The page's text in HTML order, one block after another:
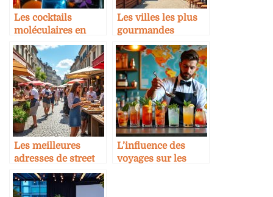
Les cocktails
moléculaires en
restauration haut de
gamme
Les villes les plus
gourmandes
d’Europe
Les meilleures
adresses de street
food en Europe
L’influence des
voyages sur les